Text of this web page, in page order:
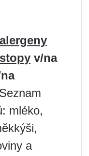
alergeny
v/na
Seznam
mléko,
a